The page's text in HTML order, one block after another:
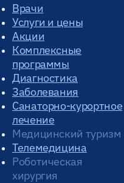
Врачи
Услуги и цены
Акции
Комплексные
программы
Диагностика
Заболевания
Санаторно-курортное
лечение
Медицинский туризм
Телемедицина
Роботическая
хирургия